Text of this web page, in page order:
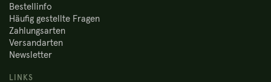
Bestellinfo
Häufig gestellte Fragen
Zahlungsarten
Versandarten
Newsletter
LINKS